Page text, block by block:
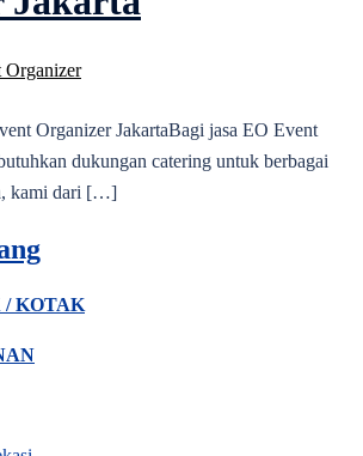
Organizer JakartaBagi jasa EO Event
dukungan catering untuk berbagai
kami dari […]
/ KOTAK